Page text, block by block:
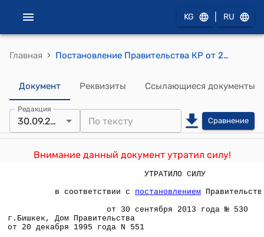
KG RU
Главная › Постановление Правительства КР от 20 декабря 1995 года N 551 "Об утверждении Программы статистических работ на 1996 год"
Документ Реквизиты Ссылающиеся документы
Редакция
30.09.2013 Сравнение
Внимание данный документ утратил силу!